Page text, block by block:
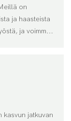
on
ja haasteista
ja voimme
kasvun jatkuvan